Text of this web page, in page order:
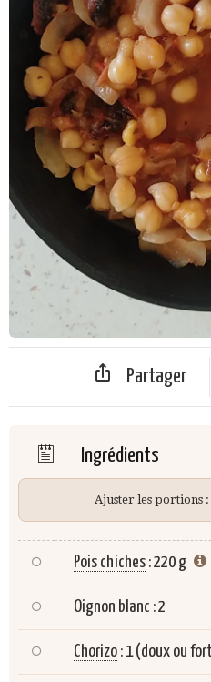
Partager
Ingrédients
Ajuster les portions :
Pois chiches :220 g
Oignon blanc :2
Chorizo : 1 (doux ou